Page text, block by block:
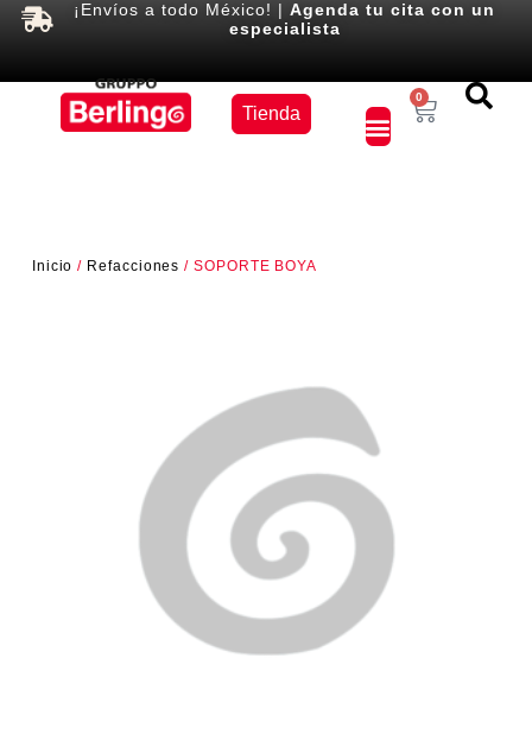
¡Envíos a todo México! |Agenda tu cita con un
especialista
Tienda
0
Inicio / Refacciones / SOPORTE BOYA